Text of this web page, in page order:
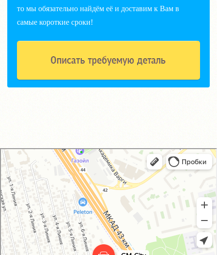
то мы обязательно найдём её и доставим к Вам в
самые короткие сроки!
GM-City&VAG-Repair
Автосервис, автотехцентр в Москве
Магазин автозапчастей и автотоваров в Москве